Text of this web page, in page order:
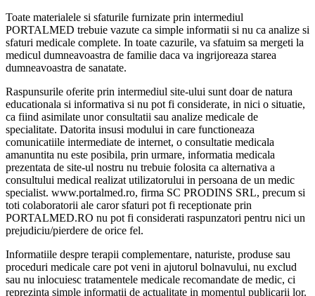
Toate materialele si sfaturile furnizate prin intermediul
PORTALMED trebuie vazute ca simple informatii si nu ca analize si
sfaturi medicale complete. In toate cazurile, va sfatuim sa mergeti la
medicul dumneavoastra de familie daca va ingrijoreaza starea
dumneavoastra de sanatate.
Raspunsurile oferite prin intermediul site-ului sunt doar de natura
educationala si informativa si nu pot fi considerate, in nici o situatie,
ca fiind asimilate unor consultatii sau analize medicale de
specialitate. Datorita insusi modului in care functioneaza
comunicatiile intermediate de internet, o consultatie medicala
amanuntita nu este posibila, prin urmare, informatia medicala
prezentata de site-ul nostru nu trebuie folosita ca alternativa a
consultului medical realizat utilizatorului in persoana de un medic
specialist. www.portalmed.ro, firma SC PRODINS SRL, precum si
toti colaboratorii ale caror sfaturi pot fi receptionate prin
PORTALMED.RO nu pot fi considerati raspunzatori pentru nici un
prejudiciu/pierdere de orice fel.
Informatiile despre terapii complementare, naturiste, produse sau
proceduri medicale care pot veni in ajutorul bolnavului, nu exclud
sau nu inlocuiesc tratamentele medicale recomandate de medic, ci
reprezinta simple informatii de actualitate in momentul publicarii lor.